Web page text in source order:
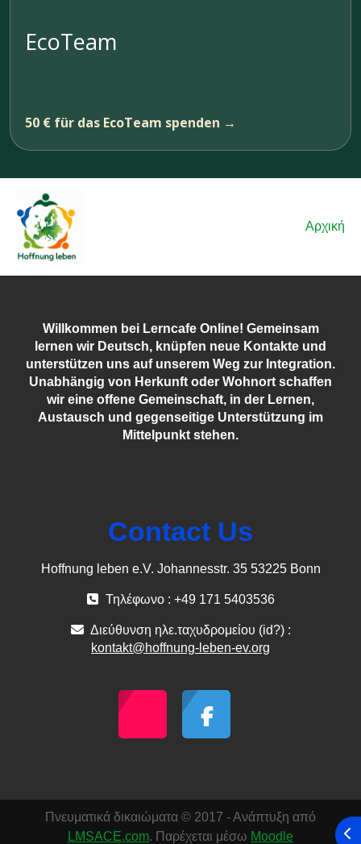
EcoTeam
50 € für das EcoTeam spenden →
Αρχική
Willkommen bei Lerncafe Online! Gemeinsam
lernen wir Deutsch, knüpfen neue Kontakte und
unterstützen uns auf unserem Weg zur Integration.
Unabhängig von Herkunft oder Wohnort schaffen
wir eine offene Gemeinschaft, in der Lernen,
Austausch und gegenseitige Unterstützung im
Mittelpunkt stehen.
Contact Us
Hoffnung leben e.V. Johannesstr. 35 53225 Bonn
Τηλέφωνο : +49 171 5403536
Διεύθυνση ηλε.ταχυδρομείου (id?) :
kontakt@hoffnung-leben-ev.org
Πνευματικά δικαιώματα © 2017 - Ανάπτυξη από
LMSACE.com. Παρέχεται μέσω Moodle